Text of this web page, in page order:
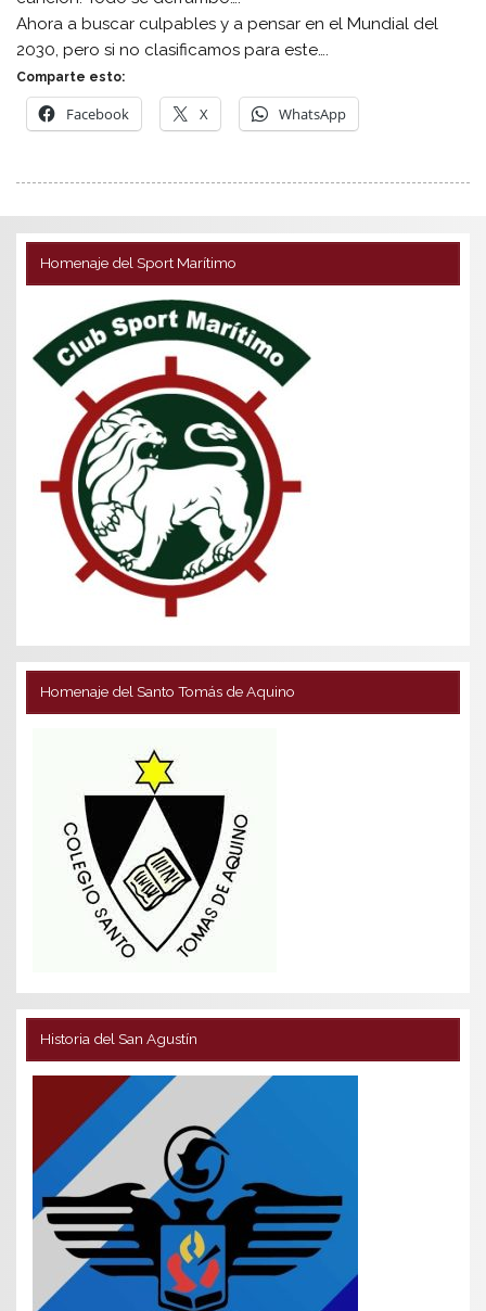
Ahora a buscar culpables y a pensar en el Mundial del
2030, pero si no clasificamos para este….
Comparte esto:
Facebook X WhatsApp
Homenaje del Sport Marítimo
Homenaje del Santo Tomás de Aquino
Historia del San Agustín